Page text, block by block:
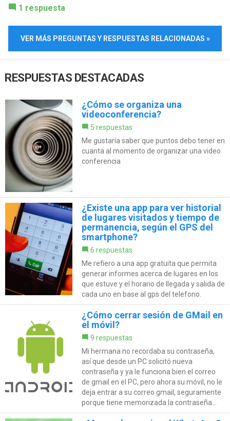
1 respuesta
VER MÁS PREGUNTAS Y RESPUESTAS RELACIONADAS »
RESPUESTAS DESTACADAS
¿Cómo se organiza una
videoconferencia?
5 respuestas
Me gustaría saber que puntos debo tener en
cuanta al momento de organizar una video
conferencia
¿Existe una app para ver historial
de lugares visitados y tiempo de
permanencia, según el GPS del
smartphone?
6 respuestas
Me refiero a una app gratuita que permita
generar informes acerca de lugares en los
que estuve y el horario de llegada y salida de
cada uno en base al gps del telefono.
¿Cómo cerrar sesión de GMail en
el móvil?
9 respuestas
Mi hermana no recordaba su contraseña,
así que desde un PC solicitó nueva
contraseña y ya le funciona bien el correo
de gmail en el PC, pero ahora su móvil, no le
deja entrar a su correo gmail, seguramente
porque tiene memorizada la contraseña...